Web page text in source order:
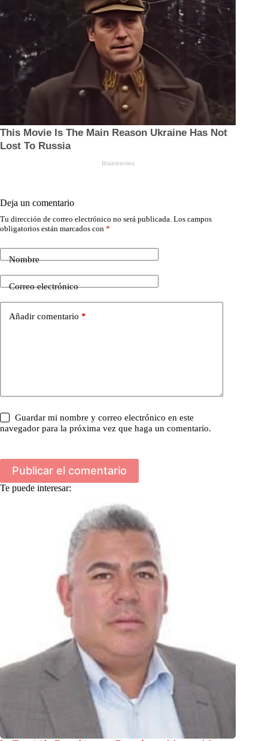
Deja un comentario
Tu dirección de correo electrónico no será publicada. Los campos
obligatorios están marcados con *
Nombre
Correo electrónico
Añadir comentario *
Guardar mi nombre y correo electrónico en este
navegador para la próxima vez que haga un comentario.
Publicar el comentario
Te puede interesar: